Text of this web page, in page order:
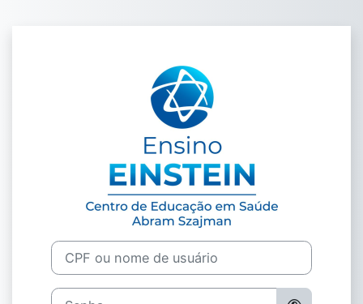
Acesso a
Avançar para criar nova conta
CPF ou nome de usuário
Senha